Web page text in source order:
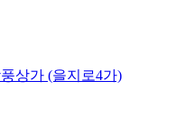
상가 (을지로4가)